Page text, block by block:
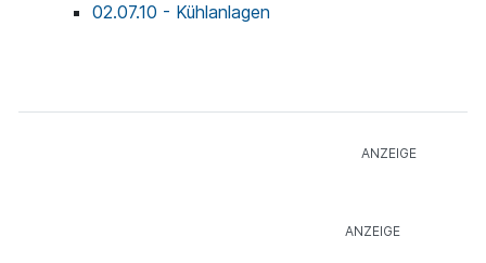
02.07.10 - Kühlanlagen